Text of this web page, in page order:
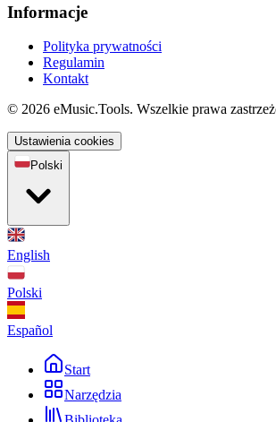
Informacje
Polityka prywatności
Regulamin
Kontakt
© 2026 eMusic.Tools. Wszelkie prawa
Ustawienia cookies
Polski
English
Polski
Español
Start
Narzędzia